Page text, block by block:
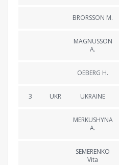
BRORSSON M.
MAGNUSSON
A.
OEBERG H.
3 UKR UKRAINE
MERKUSHYNA
A.
SEMERENKO
Vita